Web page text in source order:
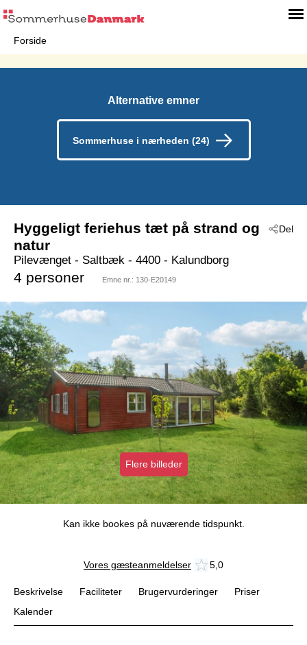
Forside
Alternative emner
Sommerhuse i nærheden (24)
Del
Hyggeligt feriehus tæt på strand og
natur
Pilevænget - Saltbæk - 4400 - Kalundborg
4 personer Emne nr.: 130-E20149
Flere billeder
Kan ikke bookes på nuværende tidspunkt.
Vores gæsteanmeldelser 5,0
Beskrivelse Faciliteter Brugervurderinger
Priser
Kalender